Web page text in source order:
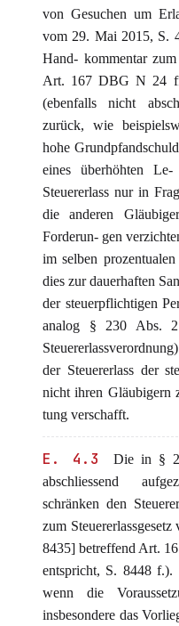
von Gesuchen um
vom 29. Mai 2015, S.
Hand- kommentar
Art. 167 DBG N 24
(ebenfalls nicht
zurück, wie
hohe
eines überhöhten
Steuererlass nur in
die anderen
Forderun- gen
im selben
dies zur dauerhaften
der steuerpflichtigen
analog § 230 Abs.
der Steuererlass der
nicht ihren Gläubigern
tung verschafft.
E. 4.3
Die in §
abschliessend
schränken den
zum
8435] betreffend Art.
entspricht, S. 8448 f.).
wenn die
insbesondere das